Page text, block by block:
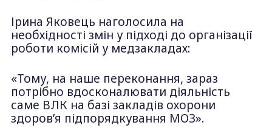
Ірина Яковець наголосила на
необхідності змін у підході до організації
роботи комісій у медзакладах:
«Тому, на наше переконання, зараз
потрібно вдосконалювати діяльність
саме ВЛК на базі закладів охорони
здоровʼя підпорядкування МОЗ».